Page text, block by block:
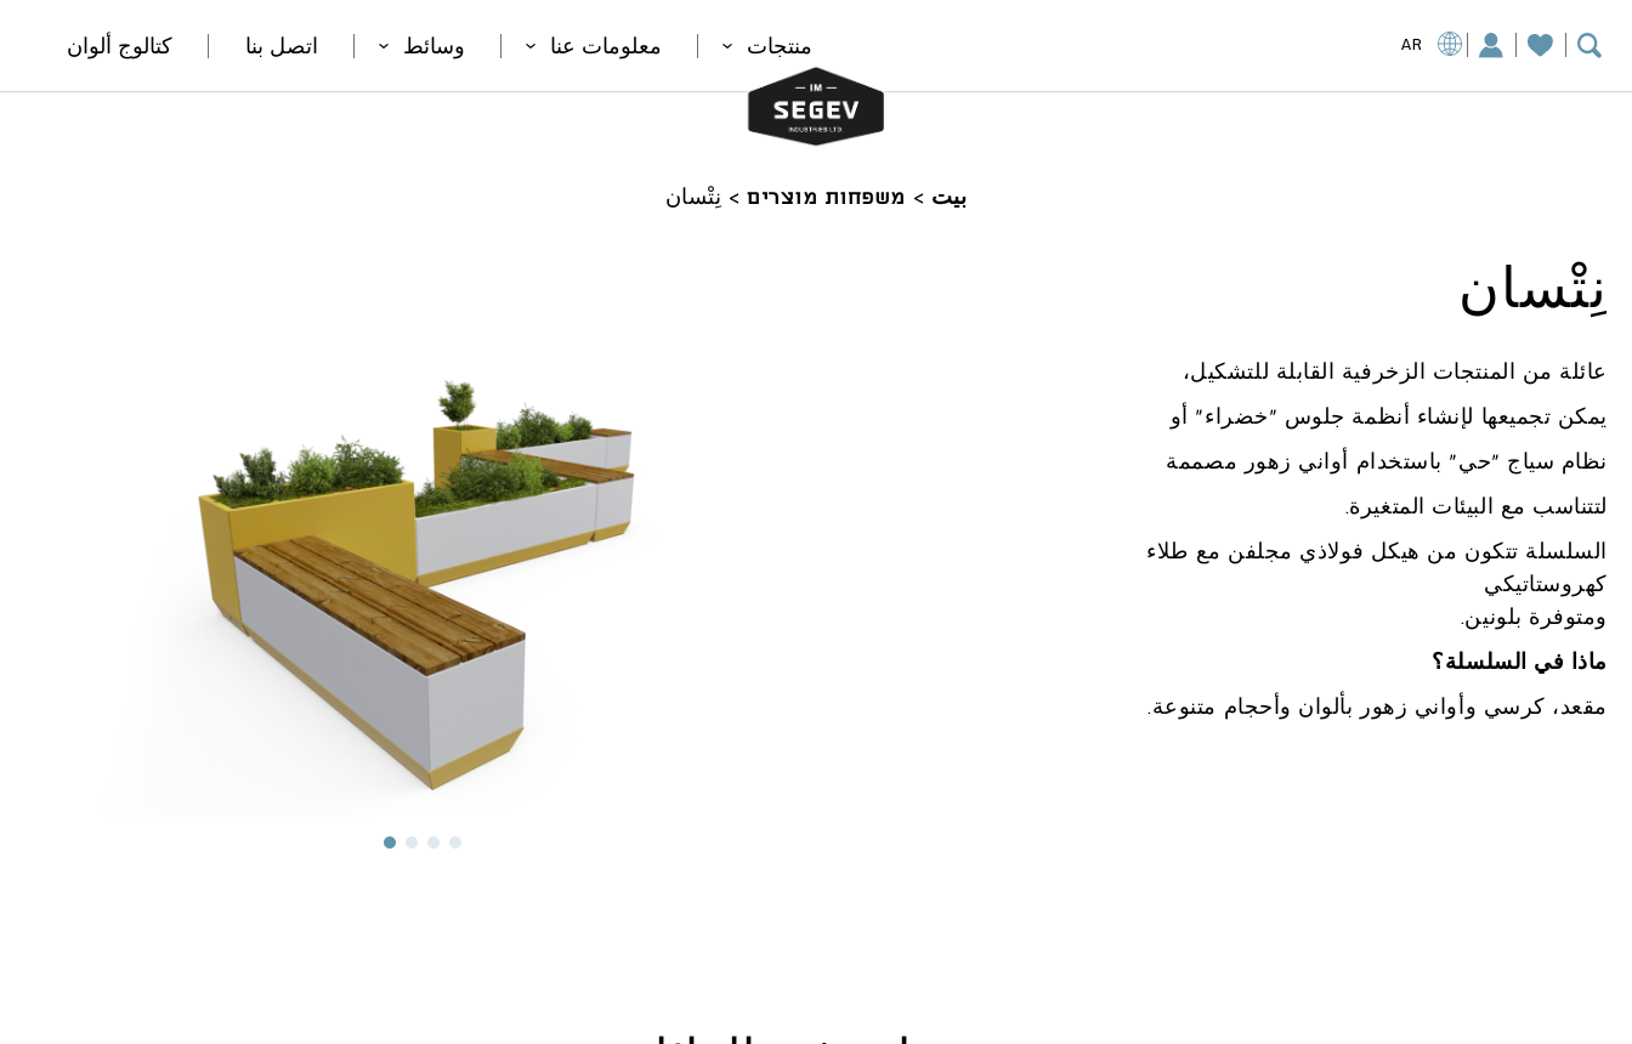
AR منتجات معلومات عنا وسائط اتصل بنا كتالوج ألوان
بيت > משפחות מוצרים> نِتْسان
نِتْسان
عائلة من المنتجات الزخرفية القابلة للتشكيل،
يمكن تجميعها لإنشاء أنظمة جلوس “خضراء” أو
نظام سياج “حي” باستخدام أواني زهور مصممة
لتتناسب مع البيئات المتغيرة.
السلسلة تتكون من هيكل فولاذي مجلفن مع طلاء
كهروستاتيكي
ومتوفرة بلونين.
ماذا في السلسلة؟
مقعد، كرسي وأواني زهور بألوان وأحجام متنوعة.